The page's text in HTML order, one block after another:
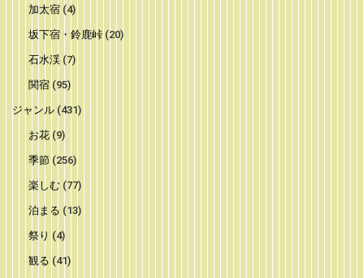
加太宿(4)
坂下宿・鈴鹿峠(20)
石水渓(7)
関宿(95)
ジャンル (431)
お花(9)
季節 (256)
楽しむ (77)
泊まる (13)
祭り (4)
観る (41)